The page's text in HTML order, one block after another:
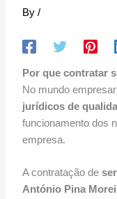
By /
Por que contratar
No mundo
jurídicos de
funcionamento dos
empresa.
A contratação de
António Pina